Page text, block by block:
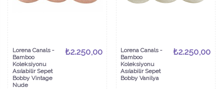
Lorena Canals -
Bamboo
Koleksiyonu
Asılabilir Sepet
Bobby Vintage
Nude
₺2.250,00
Lorena Canals -
Bamboo
Koleksiyonu
Asılabilir Sepet
Bobby Vanilya
₺2.250,00